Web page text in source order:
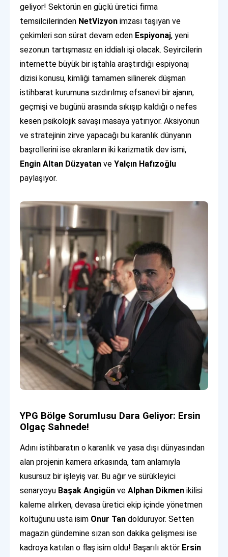
geliyor! Sektörün en güçlü üretici firma
temsilcilerinden NetVizyon imzası taşıyan ve
çekimleri son sürat devam eden Espiyonaj, yeni
sezonun tartışmasız en iddialı işi olacak. Seyircilerin
internette büyük bir iştahla araştırdığı espiyonaj
dizisi konusu, kimliği tamamen silinerek düşman
istihbarat kurumuna sızdırılmış efsanevi bir ajanın,
geçmişi ve bugünü arasında sıkışıp kaldığı o nefes
kesen psikolojik savaşı masaya yatırıyor. Aksiyonun
ve stratejinin zirve yapacağı bu karanlık dünyanın
başrollerini ise ekranların iki karizmatik dev ismi,
Engin Altan Düzyatan veYalçın Hafızoğlu
paylaşıyor.
YPG Bölge Sorumlusu Dara Geliyor: Ersin
Olgaç Sahnede!
Adını istihbaratın o karanlık ve yasa dışı dünyasından
alan projenin kamera arkasında, tam anlamıyla
kusursuz bir işleyiş var. Bu ağır ve sürükleyici
senaryoyu Başak Angigün veAlphan Dikmen ikilisi
kaleme alırken, devasa üretici ekip içinde yönetmen
koltuğunu usta isim Onur Tan dolduruyor. Setten
magazin gündemine sızan son dakika gelişmesi ise
kadroya katılan o flaş isim oldu! Başarılı aktör Ersin